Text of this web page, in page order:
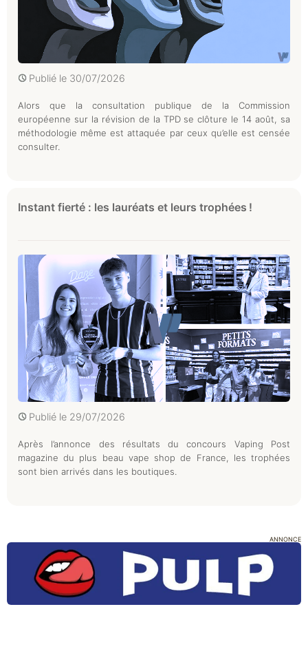
Publié le 30/07/2026
Alors que la consultation publique de la Commission
européenne sur la révision de la TPD se clôture le 14 août, sa
méthodologie même est attaquée par ceux qu’elle est censée
consulter.
Instant fierté : les lauréats et leurs trophées !
Publié le 29/07/2026
Après l’annonce des résultats du concours Vaping Post
magazine du plus beau vape shop de France, les trophées
sont bien arrivés dans les boutiques.
ANNONCE